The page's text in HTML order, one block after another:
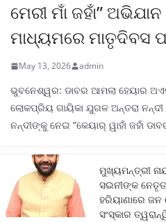
ମେରୀ ମାଁ ଜହାଁ” ଅଭିଯାନ
ମାଧ୍ୟମରେ ମାତୃଦିବସ
May 13, 2026 admin
ଭୁବନେଶ୍ୱର: ଡାବର ଆମଲା ହେୟାର
ଲୋକପ୍ରିୟ ଗାୟିକା ଯୁଗଳ ଅନ୍ତରା ନନ୍ଦୀ
ନନ୍ଦୀଙ୍କୁ ନେଇ “କେୟାର୍ ୱାହାଁ ଜହାଁ
ମୁଖ୍ୟମନ୍ତ୍ରୀ
ସଇନୀଙ୍କ
ହରିୟାଣାରେ ଜନ
ସଂସ୍କାର